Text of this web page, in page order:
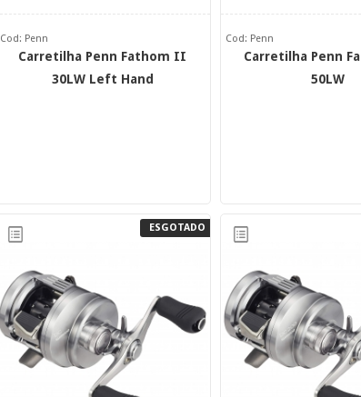
Cod: Penn
Carretilha Penn Fathom II
30LW Left Hand
Cod: Penn
Carretilha Penn
50LW
ESGOTADO